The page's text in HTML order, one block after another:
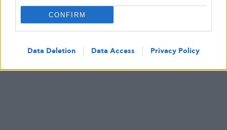
CONFIRM
Data Deletion Data Access Privacy Policy